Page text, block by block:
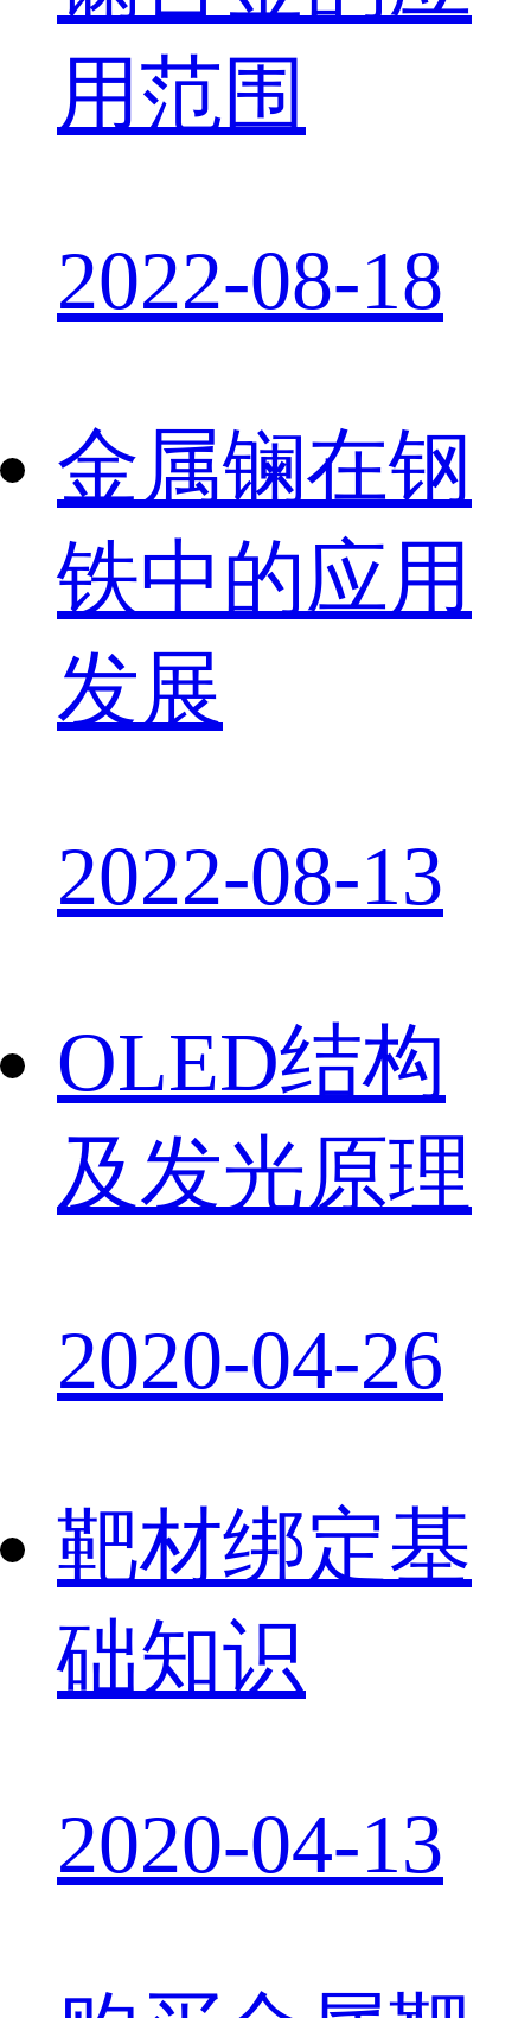
用范围
2022-08-18
金属镧在钢
铁中的应用
发展
2022-08-13
OLED结构
及发光原理
2020-04-26
靶材绑定基
础知识
2020-04-13